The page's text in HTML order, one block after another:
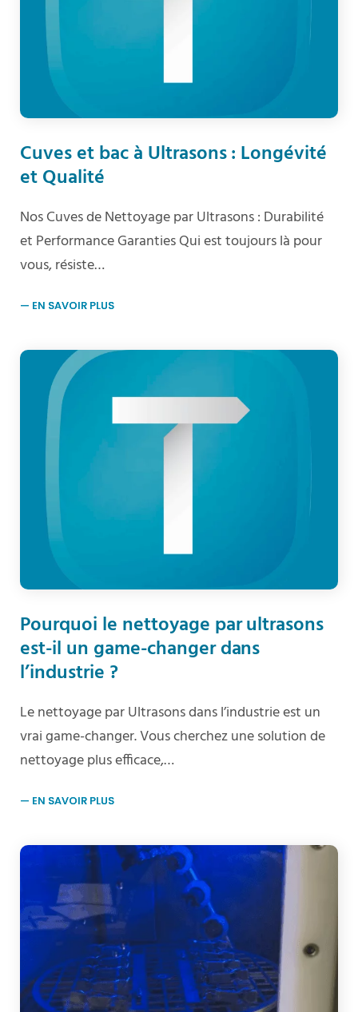
Cuves et bac à Ultrasons : Longévité
et Qualité
Nos Cuves de Nettoyage par Ultrasons : Durabilité
et Performance Garanties Qui est toujours là pour
vous, résiste…
Pourquoi le nettoyage par ultrasons
est-il un game-changer dans
l’industrie ?
Le nettoyage par Ultrasons dans l’industrie est un
vrai game-changer. Vous cherchez une solution de
nettoyage plus efficace,…